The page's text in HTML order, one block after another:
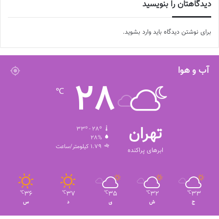
با فوتبالز همراه شوید◾️فوتبالز را در اینستاگرام دنبال کنید
برچسب ها تیم ملی فوتبال فدراسیون فوتبال فوتبال بانوان
فوتبال زنان
مریم آزمون
دیدگاهتان را بنویسید
برای نوشتن دیدگاه باید وارد بشوید.
آب و هوا
تهران
ابرهای پراکنده
28
℃
33º - 28º
28%
1.79 کیلومتر/ساعت
33
℃
ج
32
℃
ش
35
℃
ی
37
℃
د
36
℃
س